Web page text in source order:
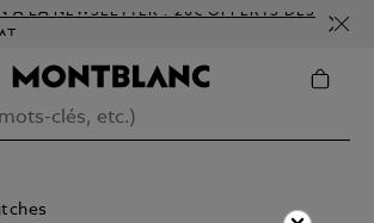
À LA NEWSLETTER : 20€ OFFERTS DÈS